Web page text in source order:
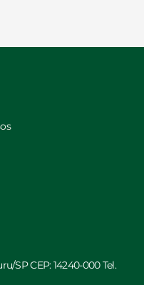
SP CEP: 14240-000 Tel.